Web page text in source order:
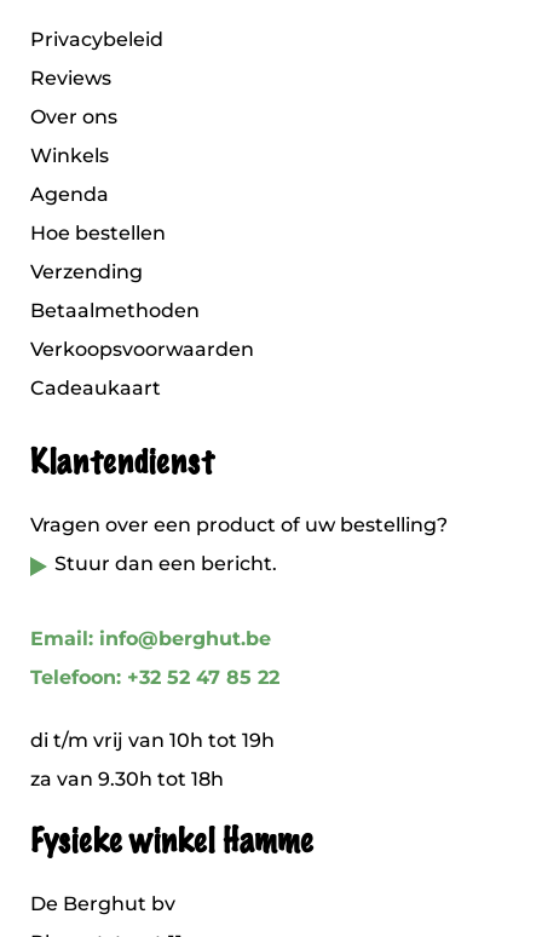
Privacybeleid
Reviews
Over ons
Winkels
Agenda
Hoe bestellen
Verzending
Betaalmethoden
Verkoopsvoorwaarden
Cadeaukaart
Klantendienst
Vragen over een product of uw bestelling?
Stuur dan een bericht.
Email: info@berghut.be
Telefoon: +32 52 47 85 22
di t/m vrij van 10h tot 19h
za van 9.30h tot 18h
Fysieke winkel Hamme
De Berghut bv